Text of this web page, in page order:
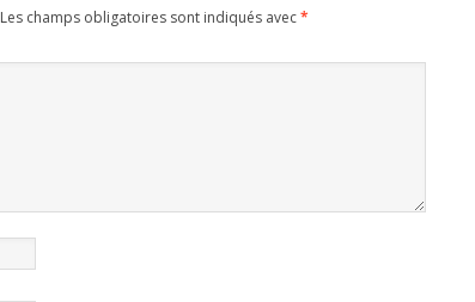
Les champs obligatoires sont indiqués avec*